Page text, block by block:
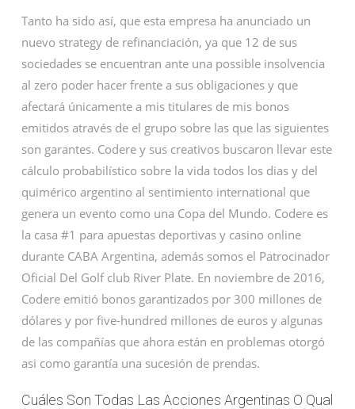
Tanto ha sido así, que esta empresa ha anunciado un
nuevo strategy de refinanciación, ya que 12 de sus
sociedades se encuentran ante una possible insolvencia
al zero poder hacer frente a sus obligaciones y que
afectará únicamente a mis titulares de mis bonos
emitidos através de el grupo sobre las que las siguientes
son garantes. Codere y sus creativos buscaron llevar este
cálculo probabilístico sobre la vida todos los dias y del
quimérico argentino al sentimiento international que
genera un evento como una Copa del Mundo. Codere es
la casa #1 para apuestas deportivas y casino online
durante CABA Argentina, además somos el Patrocinador
Oficial Del Golf club River Plate. En noviembre de 2016,
Codere emitió bonos garantizados por 300 millones de
dólares y por five-hundred millones de euros y algunas
de las compañías que ahora están en problemas otorgó
asi como garantía una sucesión de prendas.
Cuáles Son Todas Las Acciones Argentinas O Qual